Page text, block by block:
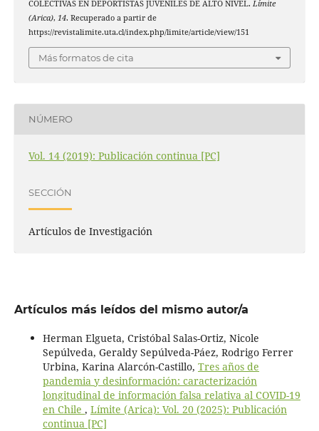
COLECTIVAS EN DEPORTISTAS JUVENILES DE ALTO NIVEL. Límite
(Arica), 14. Recuperado a partir de
https://revistalimite.uta.cl/index.php/limite/article/view/151
Más formatos de cita
NÚMERO
Vol. 14 (2019): Publicación continua [PC]
SECCIÓN
Artículos de Investigación
Artículos más leídos del mismo autor/a
Herman Elgueta, Cristóbal Salas-Ortiz, Nicole
Sepúlveda, Geraldy Sepúlveda-Páez, Rodrigo Ferrer
Urbina, Karina Alarcón-Castillo, Tres años de
pandemia y desinformación: caracterización
longitudinal de información falsa relativa al COVID-19
en Chile , Límite (Arica): Vol. 20 (2025): Publicación
continua [PC]